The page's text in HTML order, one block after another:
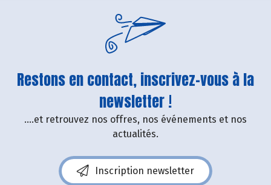
Restons en contact, inscrivez-vous à la
newsletter !
....et retrouvez nos offres, nos événements et nos
actualités.
Inscription newsletter